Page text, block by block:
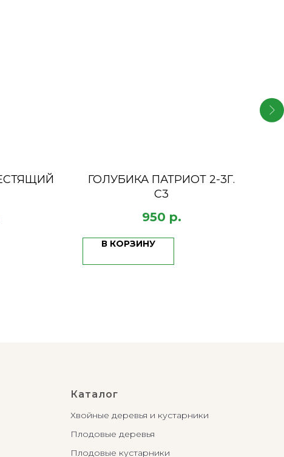
ГОЛУБИКА ПАТРИОТ 2-3Г.
С3
950 р.
В КОРЗИНУ
Каталог
Хвойные деревья и кустарники
Плодовые деревья
Плодовые кустарники